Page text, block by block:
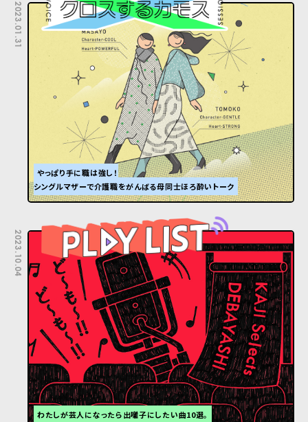
2023.01.31
やっぱり手に職は強し！
シングルマザーで介護職をがんばる母同士ほろ酔いトーク
2023.10.04
わたしが芸人になったら出囃子にしたい曲10選。